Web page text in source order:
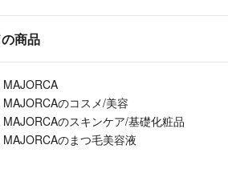
商品
のコスメ/美容
のスキンケア/基礎化粧品
のまつ毛美容液